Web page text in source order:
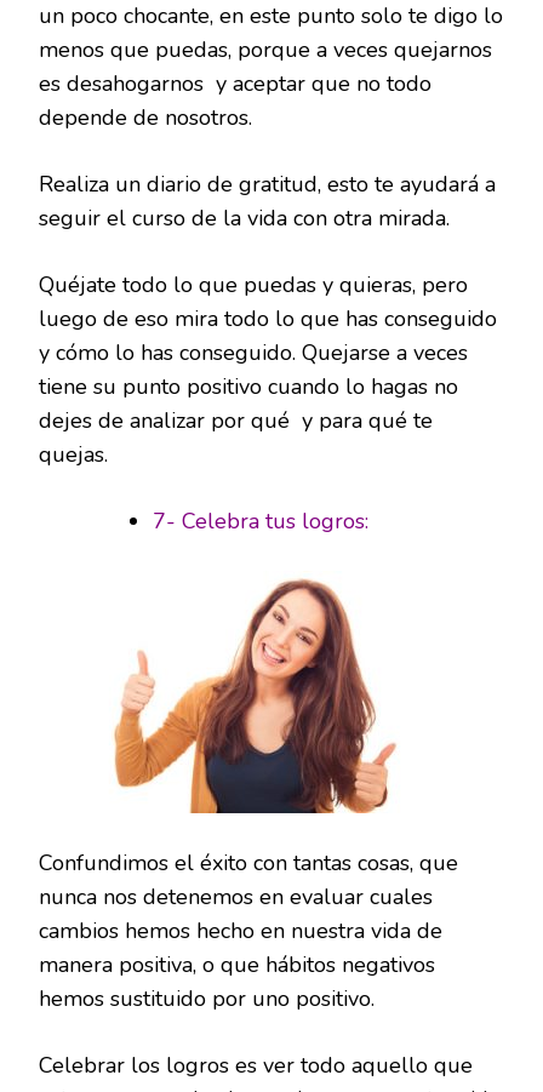
un poco chocante, en este punto solo te digo lo
menos que puedas, porque a veces quejarnos
es desahogarnos y aceptar que no todo
depende de nosotros.
Realiza un diario de gratitud, esto te ayudará a
seguir el curso de la vida con otra mirada.
Quéjate todo lo que puedas y quieras, pero
luego de eso mira todo lo que has conseguido
y cómo lo has conseguido. Quejarse a veces
tiene su punto positivo cuando lo hagas no
dejes de analizar por qué y para qué te
quejas.
7- Celebra tus logros:
Confundimos el éxito con tantas cosas, que
nunca nos detenemos en evaluar cuales
cambios hemos hecho en nuestra vida de
manera positiva, o que hábitos negativos
hemos sustituido por uno positivo.
Celebrar los logros es ver todo aquello que